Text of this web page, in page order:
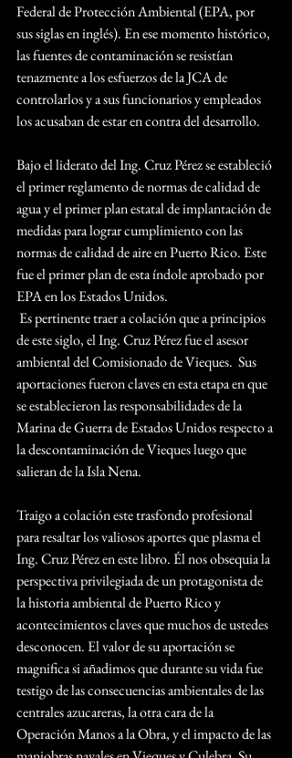
Federal de Protección Ambiental (EPA, por
sus siglas en inglés). En ese momento histórico,
las fuentes de contaminación se resistían
tenazmente a los esfuerzos de la JCA de
controlarlos y a sus funcionarios y empleados
los acusaban de estar en contra del desarrollo.
Bajo el liderato del Ing. Cruz Pérez se estableció
el primer reglamento de normas de calidad de
agua y el primer plan estatal de implantación de
medidas para lograr cumplimiento con las
normas de calidad de aire en Puerto Rico. Este
fue el primer plan de esta índole aprobado por
EPA en los Estados Unidos.
de este siglo, el Ing. Cruz Pérez fue el asesor
ambiental del Comisionado de Vieques.  Sus
aportaciones fueron claves en esta etapa en que
se establecieron las responsabilidades de la
Marina de Guerra de Estados Unidos respecto a
la descontaminación de Vieques luego que
salieran de la Isla Nena.
Traigo a colación este trasfondo profesional
para resaltar los valiosos aportes que plasma el
Ing. Cruz Pérez en este libro. Él nos obsequia la
perspectiva privilegiada de un protagonista de
la historia ambiental de Puerto Rico y
acontecimientos claves que muchos de ustedes
desconocen. El valor de su aportación se
magnifica si añadimos que durante su vida fue
testigo de las consecuencias ambientales de las
centrales azucareras, la otra cara de la
Operación Manos a la Obra, y el impacto de las